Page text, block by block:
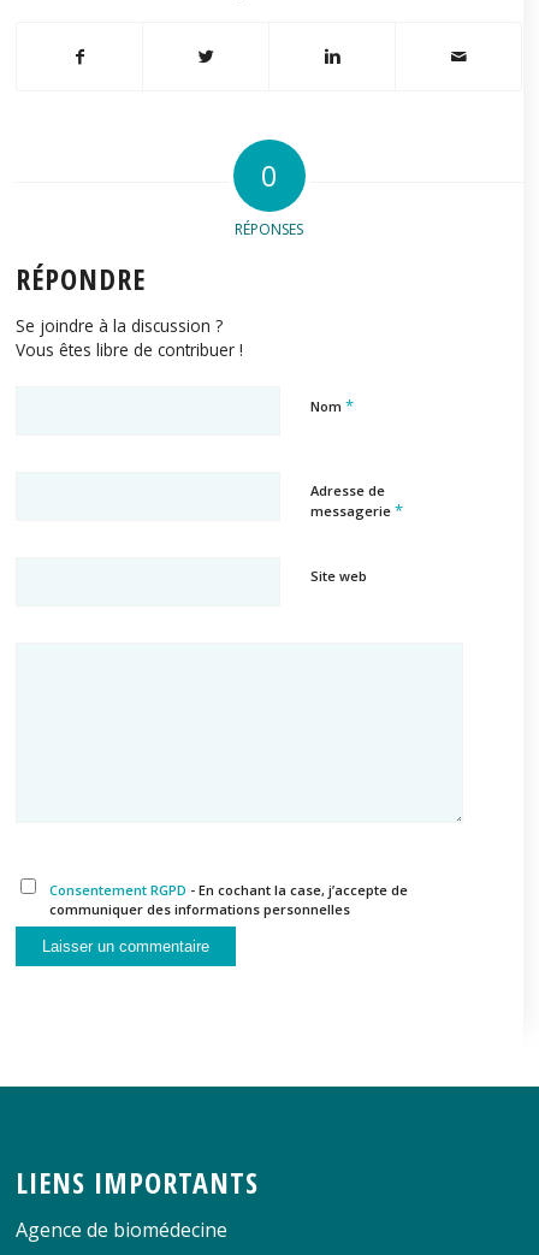
0
RÉPONSES
RÉPONDRE
Se joindre à la discussion ?
Vous êtes libre de contribuer !
Nom*
Adresse de
messagerie*
Site web
Consentement RGPD - En cochant la case, j’accepte de
communiquer des informations personnelles
LIENS IMPORTANTS
Agence de biomédecine